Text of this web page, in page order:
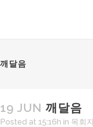
깨달음
19 JUN 깨달음
Posted at 15:16h in 목회